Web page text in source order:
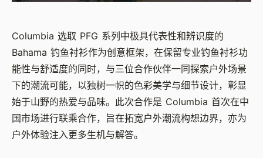
Columbia 选取 PFG 系列中极具代表性和辨识度的
Bahama 钓鱼衬衫作为创意框架，在保留专业钓鱼衬衫功
能性与舒适度的同时，与三位合作伙伴一同探索户外场景
下的潮流可能，以独树一帜的色彩美学与细节设计，彰显
始于山野的热爱与品味。此次合作是 Columbia 首次在中
国市场进行联乘合作，旨在拓宽户外潮流构想边界，亦为
户外体验注入更多生机与解答。